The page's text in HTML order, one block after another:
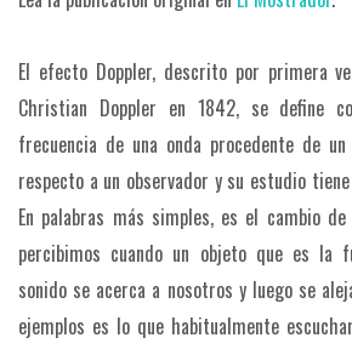
El efecto Doppler, descrito por primera
Christian Doppler en 1842, se define
frecuencia de una onda procedente de
respecto a un observador y su estudio
En palabras más simples, es el cambio
percibimos cuando un objeto que es la
sonido se acerca a nosotros y luego se
ejemplos es lo que habitualmente